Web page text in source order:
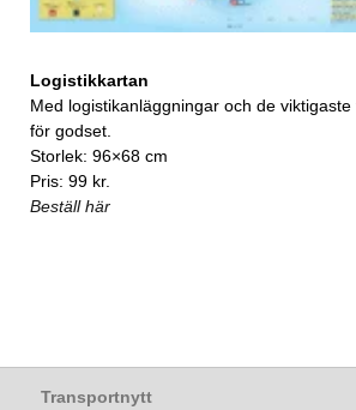
Logistikkartan
Med logistikanläggningar och de
för godset.
Storlek: 96×68 cm
Pris: 99 kr.
Beställ här
Transportnytt